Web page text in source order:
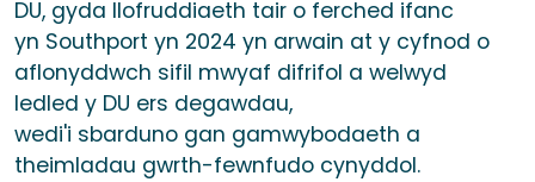
DU, gyda llofruddiaeth tair o ferched ifanc
yn Southport yn 2024 yn arwain at y cyfnod o
aflonyddwch sifil mwyaf difrifol a welwyd
ledled y DU ers degawdau,
wedi'i sbarduno gan gamwybodaeth a
theimladau gwrth-fewnfudo cynyddol.